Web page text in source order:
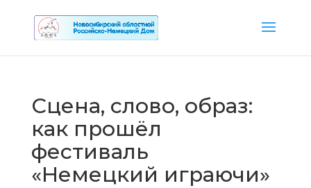
Сцена, слово, образ:
как прошёл
фестиваль
«Немецкий играючи»